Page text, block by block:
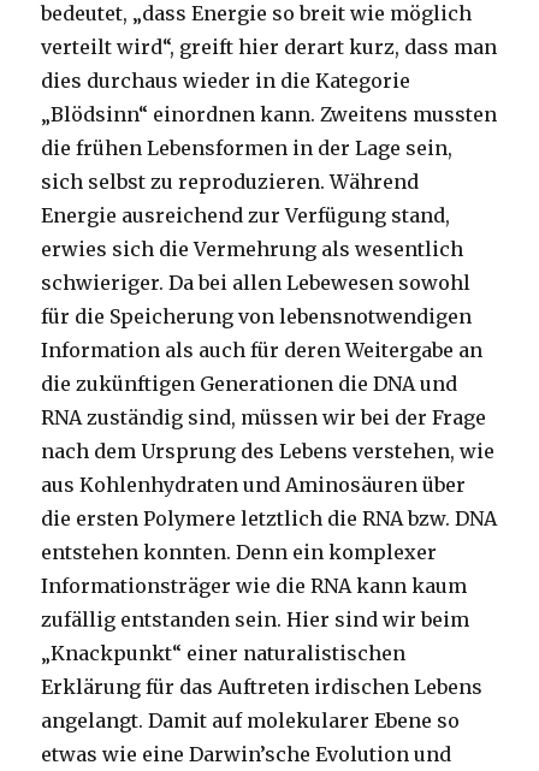
bedeutet, „dass Energie so breit wie möglich
verteilt wird“, greift hier derart kurz, dass man
dies durchaus wieder in die Kategorie
„Blödsinn“ einordnen kann. Zweitens mussten
die frühen Lebensformen in der Lage sein,
sich selbst zu reproduzieren. Während
Energie ausreichend zur Verfügung stand,
erwies sich die Vermehrung als wesentlich
schwieriger. Da bei allen Lebewesen sowohl
für die Speicherung von lebensnotwendigen
Information als auch für deren Weitergabe an
die zukünftigen Generationen die DNA und
RNA zuständig sind, müssen wir bei der Frage
nach dem Ursprung des Lebens verstehen, wie
aus Kohlenhydraten und Aminosäuren über
die ersten Polymere letztlich die RNA bzw. DNA
entstehen konnten. Denn ein komplexer
Informationsträger wie die RNA kann kaum
zufällig entstanden sein. Hier sind wir beim
„Knackpunkt“ einer naturalistischen
Erklärung für das Auftreten irdischen Lebens
angelangt. Damit auf molekularer Ebene so
etwas wie eine Darwin’sche Evolution und